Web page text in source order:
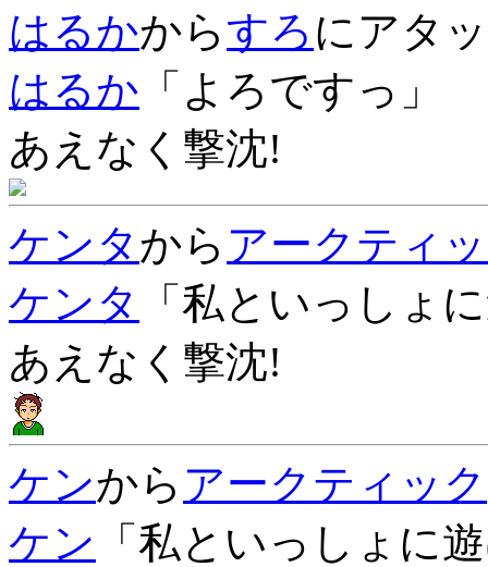
はるかからすろ にアタ
はるか 「よろですっ」
あえなく撃沈!
ケンタから アークティ
ケンタ
「私といっしょ
あえなく撃沈!
ケンから アークティック
ケン 「私といっしょに